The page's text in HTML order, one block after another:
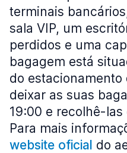
terminais
sala VIP, um
perdidos e uma
bagagem está
do estacionamento
deixar as suas
19:00 e recolhê-
Para mais
website oficial do